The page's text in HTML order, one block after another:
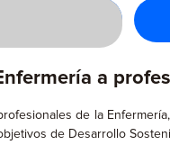
a
de la Enfermería,
de Desarrollo